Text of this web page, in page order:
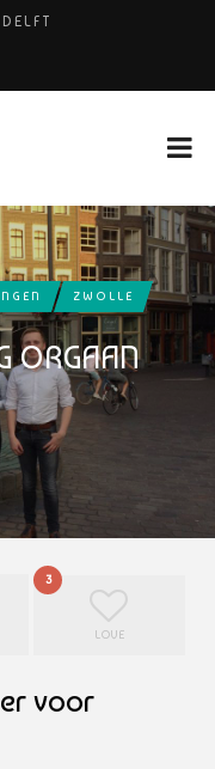
￼
ZWOLLE
ORGAAN
3
LOVE
voor